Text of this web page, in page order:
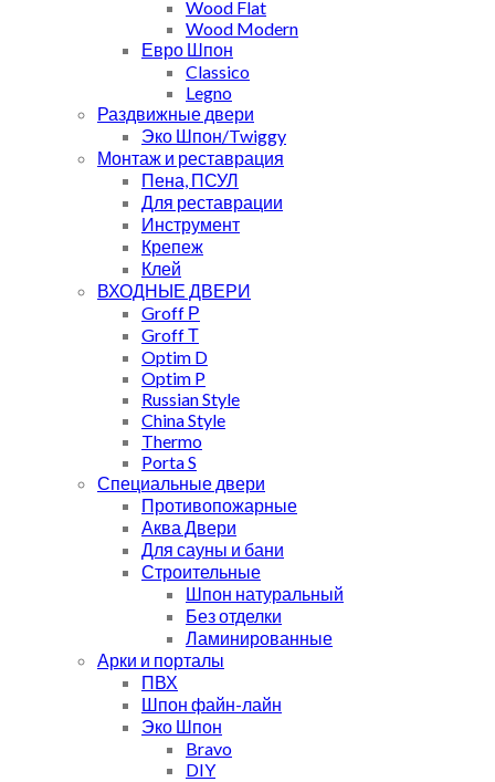
Wood Flat
Wood Modern
Евро Шпон
Classico
Legno
Раздвижные двери
Эко Шпон/Twiggy
Монтаж и реставрация
Пена, ПСУЛ
Для реставрации
Инструмент
Крепеж
Клей
ВХОДНЫЕ ДВЕРИ
Groff Р
Groff Т
Optim D
Optim P
Russian Style
China Style
Thermo
Porta S
Специальные двери
Противопожарные
Аква Двери
Для сауны и бани
Строительные
Шпон натуральный
Без отделки
Ламинированные
Арки и порталы
ПВХ
Шпон файн-лайн
Эко Шпон
Bravo
DIY